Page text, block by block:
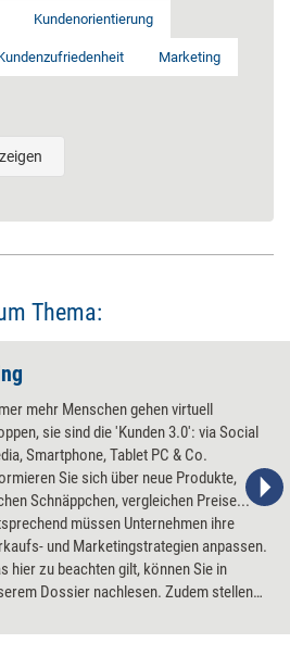
Kundenorientierung
Marketing
Thema:
mehr Menschen gehen virtuell
sie sind die 'Kunden 3.0': via Social
Smartphone, Tablet PC & Co.
Sie sich über neue Produkte,
Schnäppchen, vergleichen Preise...
müssen Unternehmen ihre
und Marketingstrategien anpassen.
hier zu beachten gilt, können Sie in
Dossier nachlesen. Zudem stellen
Konfrontation statt Vertrauensaufbau